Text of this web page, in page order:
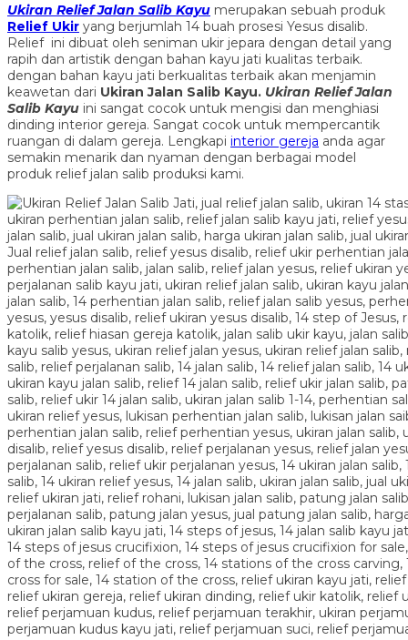
Ukiran Relief Jalan Salib Kayu merupakan sebuah produk
Relief Ukir yang berjumlah 14 buah prosesi Yesus disalib.
Relief ini dibuat oleh seniman ukir jepara dengan detail yang
rapih dan artistik dengan bahan kayu jati kualitas terbaik.
dengan bahan kayu jati berkualitas terbaik akan menjamin
keawetan dari Ukiran Jalan Salib Kayu. Ukiran Relief Jalan
Salib Kayu ini sangat cocok untuk mengisi dan menghiasi
dinding interior gereja. Sangat cocok untuk mempercantik
ruangan di dalam gereja. Lengkapi interior gereja anda agar
semakin menarik dan nyaman dengan berbagai model
produk relief jalan salib produksi kami.